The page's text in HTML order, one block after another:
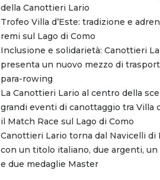
della Canottieri Lario
Trofeo Villa d’Este: tradizione e
remi sul Lago di Como
Inclusione e solidarietà: Canottieri
presenta un nuovo mezzo di
para-rowing
La Canottieri Lario al centro della
grandi eventi di canottaggio tra Villa
il Match Race sul Lago di Como
Canottieri Lario torna dal Navicelli di
con un titolo italiano, due argenti, un
e due medaglie Master